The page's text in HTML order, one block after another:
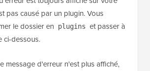
pas causé par un plugin. Vous
le dossier en
plugins et passer à
ci-dessous.
message d'erreur n'est plus affiché,